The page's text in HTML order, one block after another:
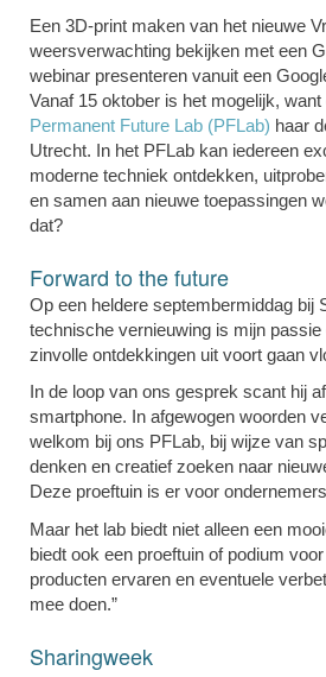
Een 3D-print maken van het nieuwe
weersverwachting bekijken met een
webinar presenteren vanuit een
Vanaf 15 oktober is het mogelijk, want
Permanent Future Lab (PFLab) haar
Utrecht. In het PFLab kan iedereen
moderne techniek ontdekken,
en samen aan nieuwe toepassingen
dat?
Forward to the future
Op een heldere septembermiddag bij
technische vernieuwing is mijn
zinvolle ontdekkingen uit voort gaan
In de loop van ons gesprek scant hij
smartphone. In afgewogen woorden
welkom bij ons PFLab, bij wijze van
denken en creatief zoeken naar
Deze proeftuin is er voor
Maar het lab biedt niet alleen een
biedt ook een proeftuin of podium
producten ervaren en eventuele
mee doen.”
Sharingweek